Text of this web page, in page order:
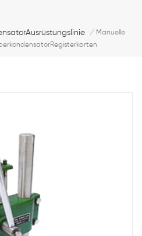
/ Manuelle